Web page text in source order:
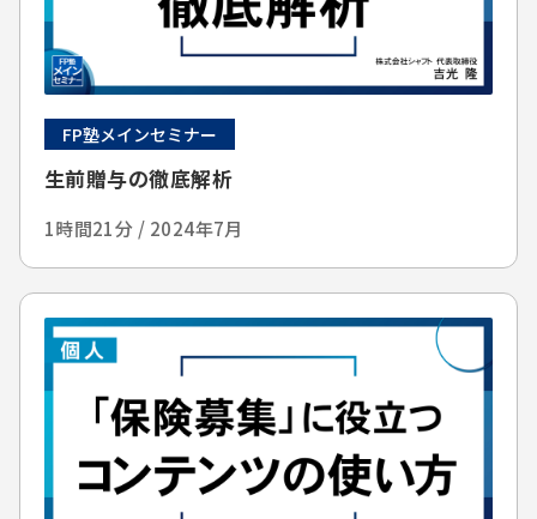
FP塾メインセミナー
生前贈与の徹底解析
1時間21分 / 2024年7月